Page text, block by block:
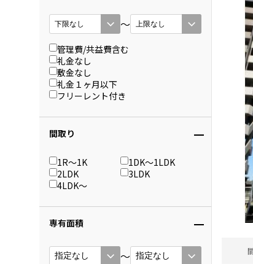
〜
管理費/共益費含む
礼金なし
敷金なし
礼金１ヶ月以下
フリーレント付き
間取り
1R〜1K
1DK〜1LDK
2LDK
3LDK
4LDK〜
専有面積
〜